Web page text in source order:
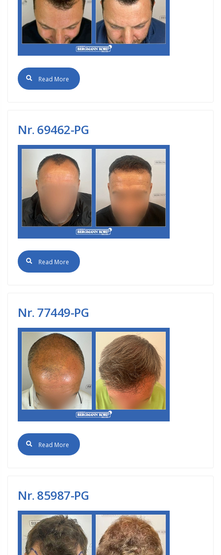
Read More
Nr. 69462-PG
Read More
Nr. 77449-PG
Read More
Nr. 85987-PG